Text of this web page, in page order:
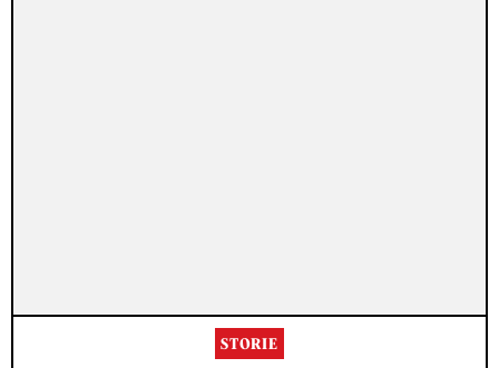
STORIE